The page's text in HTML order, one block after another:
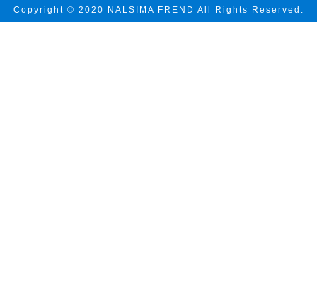
Copyright © 2020 NALSIMA FREND All Rights Reserved.